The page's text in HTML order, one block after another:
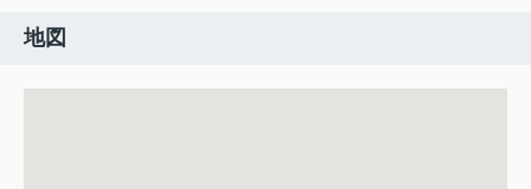
地図